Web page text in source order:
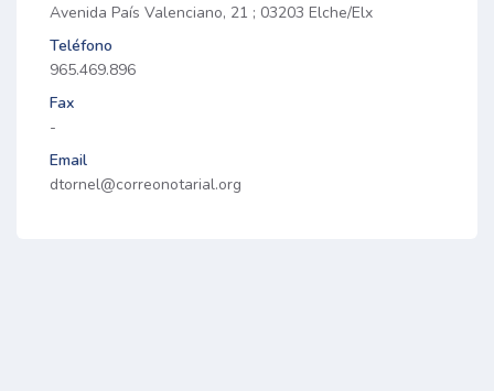
Avenida País Valenciano, 21 ; 03203 Elche/Elx
Teléfono
965.469.896
Fax
-
Email
dtornel@correonotarial.org